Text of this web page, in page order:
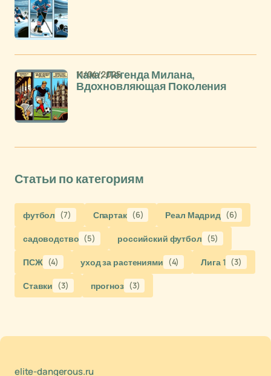
Кака: Легенда Милана,
Вдохновляющая Поколения
11/04/2025
Статьи по категориям
футбол (7) Спартак (6) Реал Мадрид (6)
садоводство (5) российский футбол (5)
ПСЖ (4) уход за растениями (4) Лига 1 (3)
Ставки (3) прогноз (3)
elite-dangerous.ru